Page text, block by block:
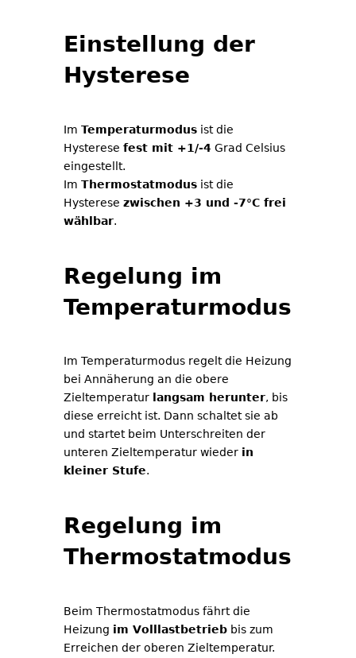
Einstellung der
Hysterese
Im Temperaturmodus ist die
Hysterese fest mit +1/-4 Grad Celsius
eingestellt.
Im Thermostatmodus ist die
Hysterese zwischen +3 und -7°C frei
wählbar.
Regelung im
Temperaturmodus
Im Temperaturmodus regelt die Heizung
bei Annäherung an die obere
Zieltemperatur langsam herunter, bis
diese erreicht ist. Dann schaltet sie ab
und startet beim Unterschreiten der
unteren Zieltemperatur wieder in
kleiner Stufe.
Regelung im
Thermostatmodus
Beim Thermostatmodus fährt die
Heizung im Volllastbetrieb bis zum
Erreichen der oberen Zieltemperatur.